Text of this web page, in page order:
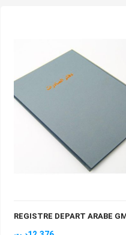
REGISTRE DEPART ARABE